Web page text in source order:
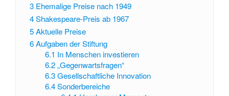
3 Ehemalige Preise nach 1949
4Shakespeare-Preis ab 1967
5Aktuelle Preise
6Aufgaben der Stiftung
6.1 In Menschen investieren
6.2 „Gegenwartsfragen“
6.3 Gesellschaftliche Innovation
6.4 Sonderbereiche